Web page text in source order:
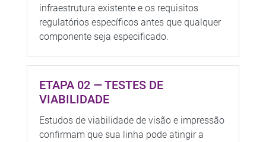
infraestrutura existente e os requisitos
regulatórios específicos antes que qualquer
componente seja especificado.
ETAPA 02 — TESTES DE
VIABILIDADE
Estudos de viabilidade de visão e impressão
confirmam que sua linha pode atingir a